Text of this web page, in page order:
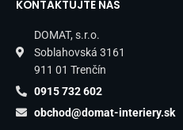
KONTAKTUJTE NÁS
DOMAT, s.r.o.
Soblahovská 3161
911 01 Trenčín
0915 732 602
obchod@domat-interiery.sk